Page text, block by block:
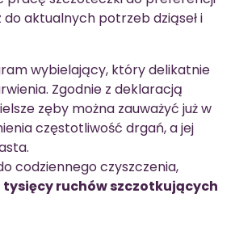
aktualnych potrzeb dziąseł i
wybielający, który delikatnie
Zgodnie z deklaracją
zęby można zauważyć już w
częstotliwość drgań, a jej
codziennego czyszczenia,
tysięcy ruchów szczotkujących